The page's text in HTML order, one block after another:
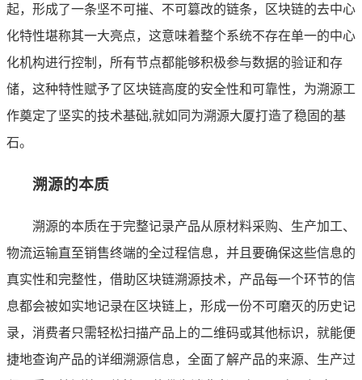
起，形成了一条坚不可摧、不可篡改的链条，区块链的去中心
化特性堪称其一大亮点，这意味着整个系统不存在单一的中心
化机构进行控制，所有节点都能够积极参与数据的验证和存
储，这种特性赋予了区块链高度的安全性和可靠性，为溯源工
作奠定了坚实的技术基础,就如同为溯源大厦打造了稳固的基
石。
溯源的本质
溯源的本质在于完整记录产品从原材料采购、生产加工、
物流运输直至销售终端的全过程信息，并且要确保这些信息的
真实性和完整性，借助区块链溯源技术，产品每一个环节的信
息都会被如实地记录在区块链上，形成一份不可磨灭的历史记
录，消费者只需轻松扫描产品上的二维码或其他标识，就能便
捷地查询产品的详细溯源信息，全面了解产品的来源、生产过